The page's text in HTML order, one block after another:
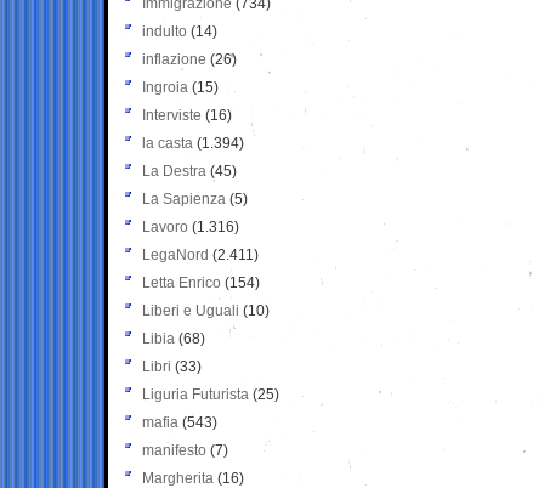
Immigrazione (734)
indulto (14)
inflazione (26)
Ingroia (15)
Interviste (16)
la casta (1.394)
La Destra (45)
La Sapienza (5)
Lavoro (1.316)
LegaNord (2.411)
Letta Enrico (154)
Liberi e Uguali (10)
Libia (68)
Libri (33)
Liguria Futurista (25)
mafia (543)
manifesto (7)
Margherita (16)